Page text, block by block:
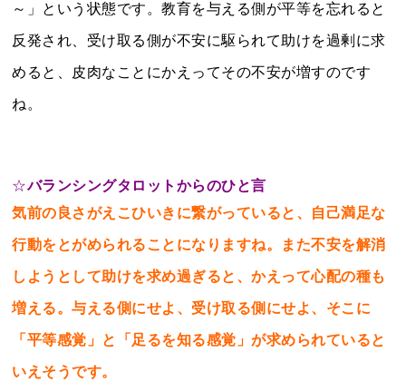
～」という状態です。教育を与える側が平等を忘れると
反発され、受け取る側が不安に駆られて助けを過剰に求
めると、皮肉なことにかえってその不安が増すのです
ね。
☆バランシングタロットからのひと言
気前の良さがえこひいきに繋がっていると、自己満足な
行動をとがめられることになりますね。また不安を解消
しようとして助けを求め過ぎると、かえって心配の種も
増える。与える側にせよ、受け取る側にせよ、そこに
「平等感覚」と「足るを知る感覚」が求められていると
いえそうです。